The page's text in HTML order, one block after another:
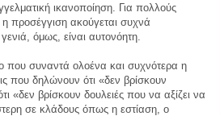
ικανοποίηση. Για πολλούς
προσέγγιση ακούγεται συχνά
όμως, είναι αυτονόητη.
που συναντά ολοένα και συχνότερα η
που δηλώνουν ότι «δεν βρίσκουν
«δεν βρίσκουν δουλειές που να αξίζει να
σε κλάδους όπως η εστίαση, ο